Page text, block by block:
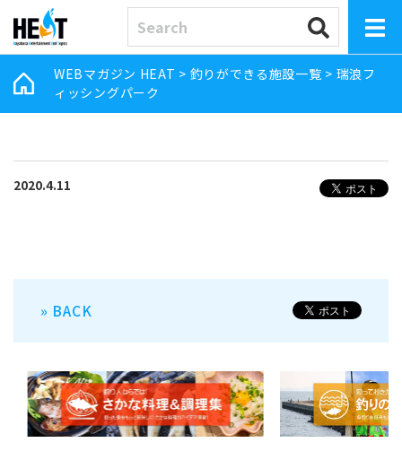
WEBマガジン HEAT > 釣りができる施設一覧 > 瑞浪フ
ィッシングパーク
2020.4.11
» BACK